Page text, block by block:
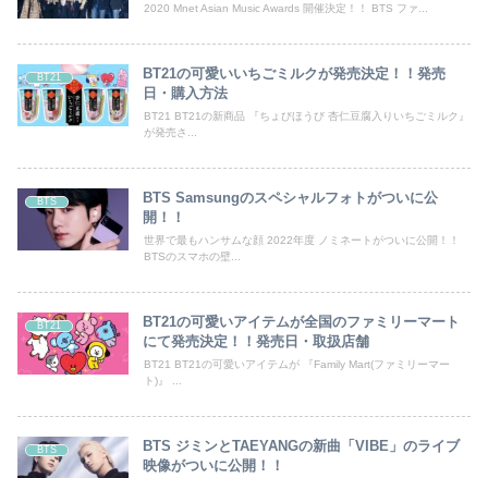
2020 Mnet Asian Music Awards 開催決定！！ BTS ファ...
BT21
BT21の可愛いいちごミルクが発売決定！！発売
日・購入方法
BT21 BT21の新商品 『ちょびほうび 杏仁豆腐入りいちごミルク』
が発売さ...
BTS
BTS Samsungのスペシャルフォトがついに公
開！！
世界で最もハンサムな顔 2022年度 ノミネートがついに公開！！
BTSのスマホの壁...
BT21
BT21の可愛いアイテムが全国のファミリーマート
にて発売決定！！発売日・取扱店舗
BT21 BT21の可愛いアイテムが 『Family Mart(ファミリーマー
ト)』 ...
BTS
BTS ジミンとTAEYANGの新曲「VIBE」のライブ
映像がついに公開！！